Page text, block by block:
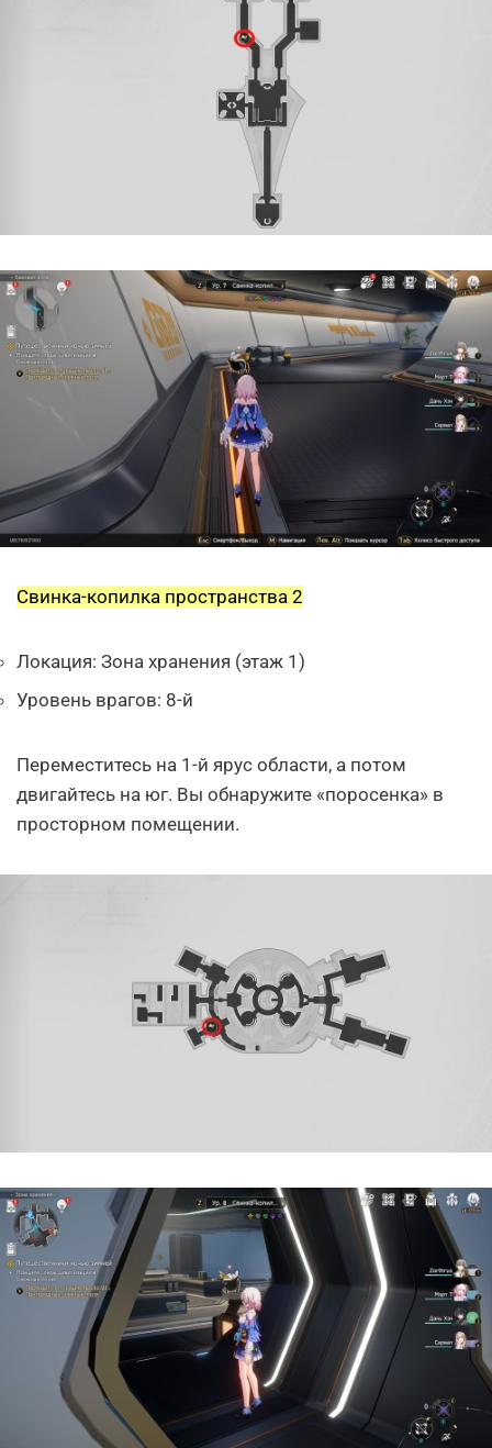
Свинка-копилка пространства 2
Локация: Зона хранения (этаж 1)
Уровень врагов: 8-й
Переместитесь на 1-й ярус области, а потом
двигайтесь на юг. Вы обнаружите «поросенка» в
просторном помещении.